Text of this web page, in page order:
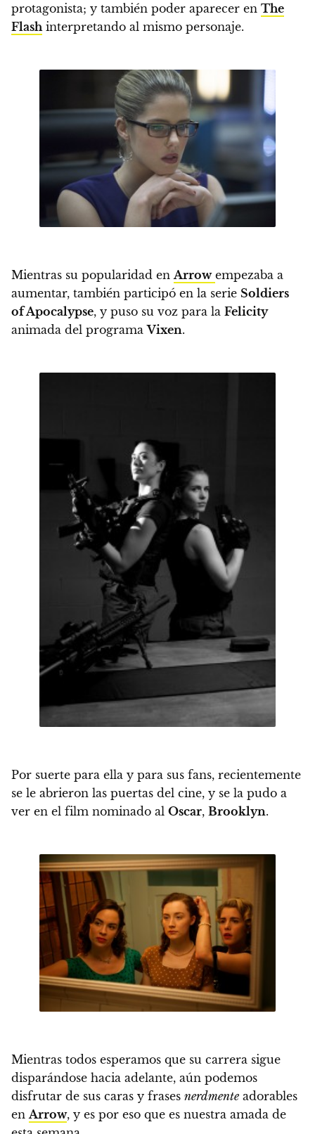
protagonista; y también poder aparecer en The
Flash interpretando al mismo personaje.
Mientras su popularidad en Arrow empezaba a
aumentar, también participó en la serie Soldiers
of Apocalypse, y puso su voz para la Felicity
animada del programaVixen.
Por suerte para ella y para sus fans, recientemente
se le abrieron las puertas del cine, y se la pudo a
ver en el film nominado al Oscar, Brooklyn.
Mientras todos esperamos que su carrera sigue
disparándose hacia adelante, aún podemos
disfrutar de sus caras y frases nerdmente adorables
en Arrow, y es por eso que es nuestra amada de